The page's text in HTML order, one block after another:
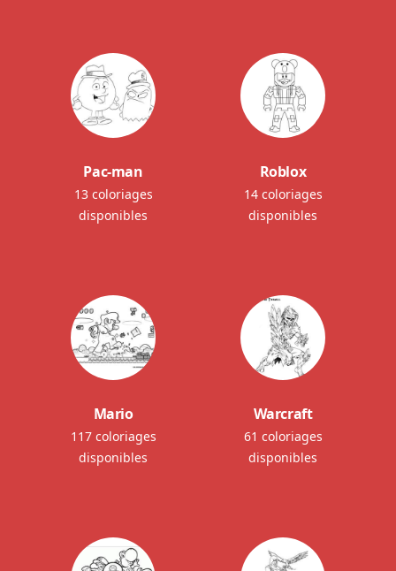
Pac-man
13 coloriages
disponibles
Roblox
14 coloriages
disponibles
Mario
117 coloriages
disponibles
Warcraft
61 coloriages
disponibles